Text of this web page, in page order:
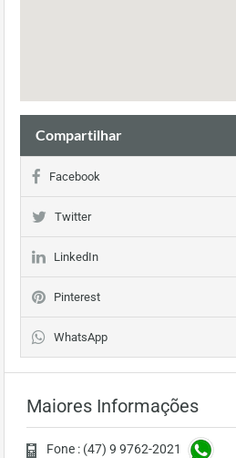
Compartilhar
Facebook
Twitter
LinkedIn
Pinterest
WhatsApp
Maiores Informações
Fone : (47) 9 9762-2021